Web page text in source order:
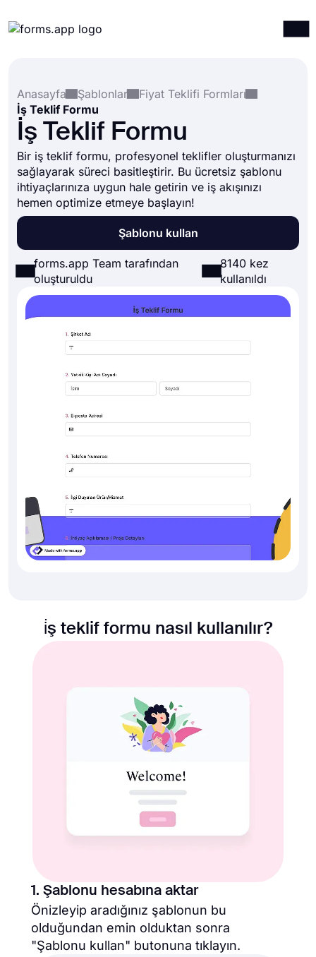
Entegrasyonlar
Şablonlar
Kaynaklar
Fiyatlandırma
Anasayfa
Şablonlar
Fiyat Teklifi Formları
İş Teklif Formu
İş Teklif Formu
Bir iş teklif formu, profesyonel teklifler oluşturmanızı
sağlayarak süreci basitleştirir. Bu ücretsiz şablonu
ihtiyaçlarınıza uygun hale getirin ve iş akışınızı
hemen optimize etmeye başlayın!
Şablonu kullan
forms.app Team tarafından
oluşturuldu
8140 kez
kullanıldı
i̇ş teklif formu nasıl kullanılır?
1. Şablonu hesabına aktar
Önizleyip aradığınız şablonun bu
olduğundan emin olduktan sonra
"Şablonu kullan" butonuna tıklayın.